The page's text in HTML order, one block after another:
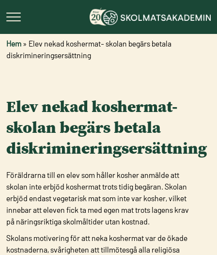
Hem » Elev nekad koshermat- skolan begärs betala
diskrimineringsersättning
Elev nekad koshermat-
skolan begärs betala
diskrimineringsersättning
Föräldrarna till en elev som håller kosher anmälde att
skolan inte erbjöd koshermat trots tidig begäran. Skolan
erbjöd endast vegetarisk mat som inte var kosher, vilket
innebar att eleven fick ta med egen mat trots lagens krav
på näringsriktiga skolmåltider utan kostnad.
Skolans motivering för att neka koshermat var de ökade
kostnaderna, svårigheten att tillmötesgå alla religiösa